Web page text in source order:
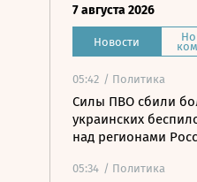
7 августа 2026
Новости
05:42 / Политика
Силы ПВО сбили
украинских
над регионами
05:34 / Политика